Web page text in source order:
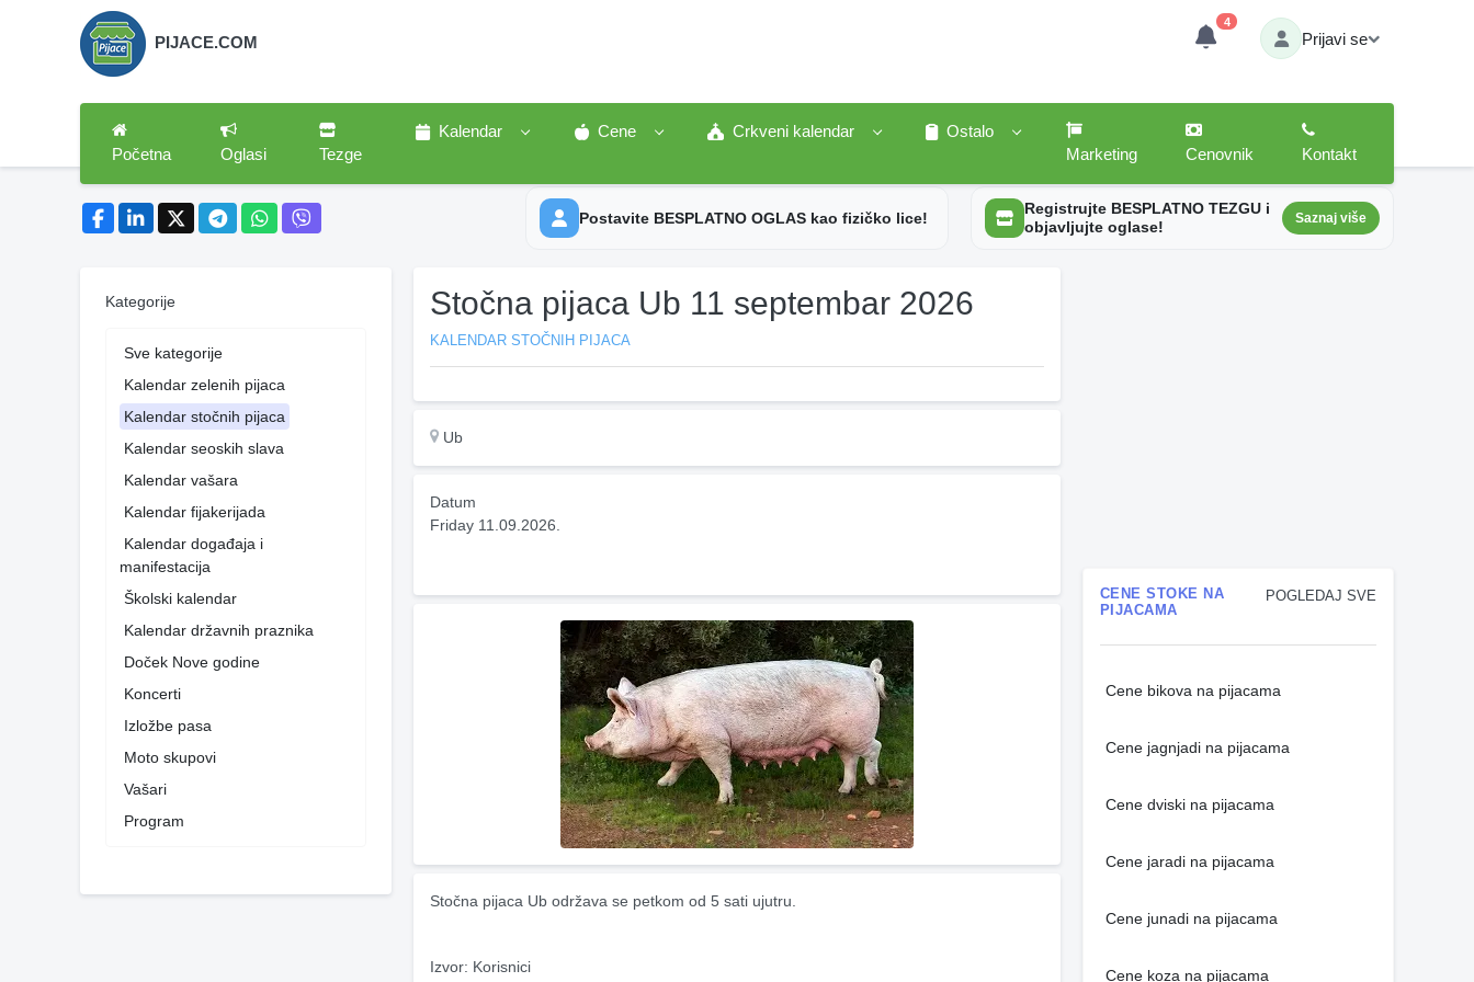
PIJACE.COM
4
Prijavi se
Početna Oglasi Tezge
Kalendar Cene Crkveni kalendar
Ostalo
Marketing
Cenovnik Kontakt
Postavite BESPLATNO OGLAS kao fizičko lice!
Registrujte BESPLATNO TEZGU i
objavljujte oglase!
Saznaj više
Kategorije
Sve kategorije
Kalendar zelenih pijaca
Kalendar stočnih pijaca
Kalendar seoskih slava
Kalendar vašara
Kalendar fijakerijada
Kalendar događaja i
manifestacija
Školski kalendar
Kalendar državnih praznika
Doček Nove godine
Koncerti
Izložbe pasa
Moto skupovi
Vašari
Program
Stočna pijaca Ub 11 septembar 2026
KALENDAR STOČNIH PIJACA
Ub
Datum
Friday 11.09.2026.
Stočna pijaca Ub održava se petkom od 5 sati ujutru.
Izvor: Korisnici
POGLEDAJ SVE
CENE STOKE NA
PIJACAMA
Cene bikova na pijacama
Cene jagnjadi na pijacama
Cene dviski na pijacama
Cene jaradi na pijacama
Cene junadi na pijacama
Cene koza na pijacama